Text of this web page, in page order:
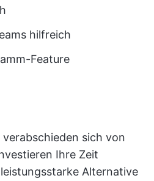
hilfreich
Feature
verabschieden sich von
Ihre Zeit
Alternative